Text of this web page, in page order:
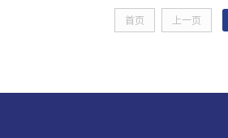
首页 上一页